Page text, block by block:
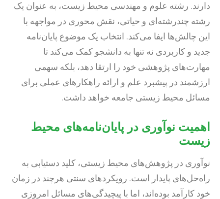
دارند. رشته علوم و مهندسی محیط زیست، به عنوان یک
رشته چندرشته‌ای و حیاتی، نقش محوری در مواجهه با
این چالش‌ها ایفا می‌کند. انتخاب یک موضوع پایان‌نامه
جدید و کاربردی نه تنها به دانشجو کمک می‌کند تا
مهارت‌های پژوهشی خود را ارتقا دهد، بلکه سهمی
ارزشمند در پیشبرد علم و ارائه راهکارهای عملی برای
مسائل محیط زیستی جامعه خواهد داشت.
اهمیت نوآوری در پایان‌نامه‌های محیط
زیست
نوآوری در پژوهش‌های محیط زیستی، کلید دستیابی به
راه‌حل‌های پایدار است. رویکردهای سنتی هرچند در زمان
خود کارآمد بوده‌اند، اما با پیچیدگی‌های مسائل امروزی